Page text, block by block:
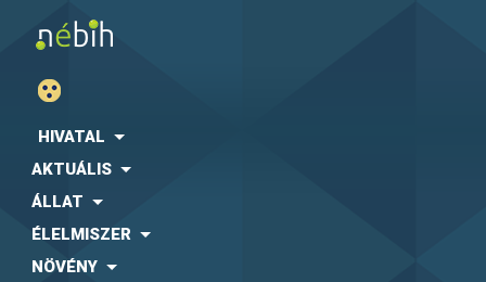
HIVATAL
AKTUÁLIS
ÁLLAT
ÉLELMISZER
NÖVÉNY